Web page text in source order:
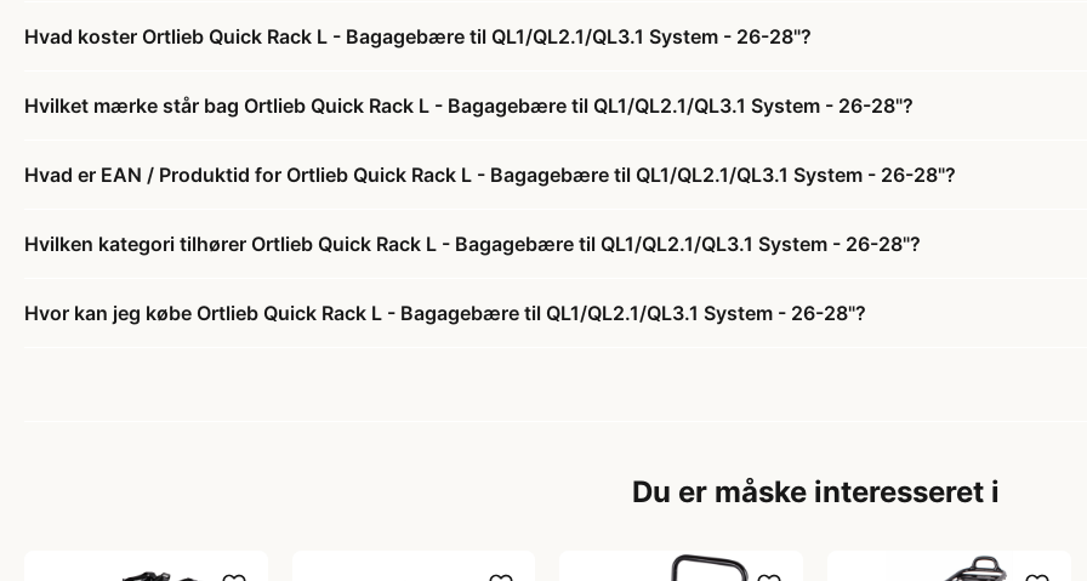
Hvad koster Ortlieb Quick Rack L - Bagagebære til QL1/QL2.1/QL3.1 System - 26-28"?
Hvilket mærke står bag Ortlieb Quick Rack L - Bagagebære til QL1/QL2.1/QL3.1 System - 26-28"?
Hvad er EAN / Produktid for Ortlieb Quick Rack L - Bagagebære til QL1/QL2.1/QL3.1 System - 26-28"?
Hvilken kategori tilhører Ortlieb Quick Rack L - Bagagebære til QL1/QL2.1/QL3.1 System - 26-28"?
Hvor kan jeg købe Ortlieb Quick Rack L - Bagagebære til QL1/QL2.1/QL3.1 System - 26-28"?
Du er måske interesseret i